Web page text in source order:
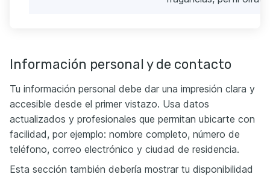
Información personal y de contacto
Tu información personal debe dar una impresión clara y
accesible desde el primer vistazo. Usa datos
actualizados y profesionales que permitan ubicarte con
facilidad, por ejemplo: nombre completo, número de
teléfono, correo electrónico y ciudad de residencia.
Esta sección también debería mostrar tu disponibilidad